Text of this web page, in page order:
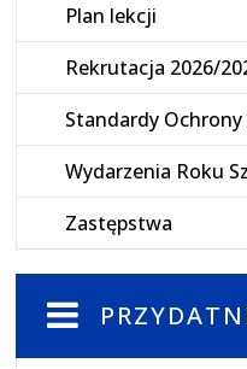
Plan lekcji
Rekrutacja 2026/
Standardy Ochrony
Wydarzenia Roku
Zastępstwa